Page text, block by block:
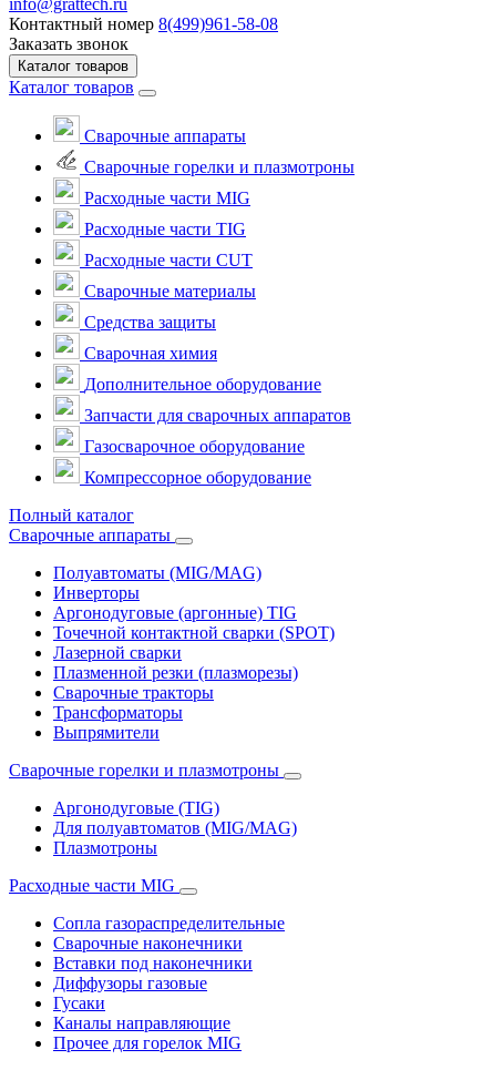
info@grattech.ru
Контактный номер 8(499)961-58-08
Заказать звонок
Каталог товаров
Каталог товаров
Сварочные аппараты
Cварочные горелки и плазмотроны
Расходные части MIG
Расходные части TIG
Расходные части CUT
Сварочные материалы
Средства защиты
Сварочная химия
Дополнительное оборудование
Запчасти для сварочных аппаратов
Газосварочное оборудование
Компрессорное оборудование
Полный каталог
Сварочные аппараты
Полуавтоматы (MIG/MAG)
Инверторы
Аргонодуговые (аргонные) TIG
Точечной контактной сварки (SPOT)
Лазерной сварки
Плазменной резки (плазморезы)
Сварочные тракторы
Трансформаторы
Выпрямители
Cварочные горелки и плазмотроны
Аргонодуговые (TIG)
Для полуавтоматов (MIG/MAG)
Плазмотроны
Расходные части MIG
Сопла газораспределительные
Сварочные наконечники
Вставки под наконечники
Диффузоры газовые
Гусаки
Каналы направляющие
Прочее для горелок MIG